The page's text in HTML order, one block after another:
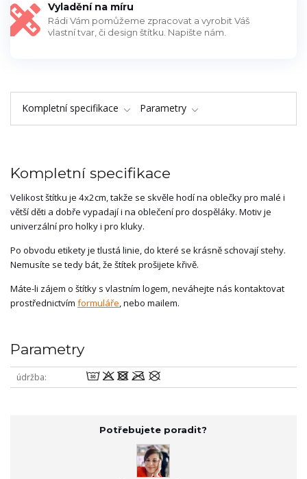
Vyladění na míru
Rádi Vám pomůžeme zpracovat a vyrobit Váš
vlastní tvar, či design štítku. Napište nám.
Kompletní specifikace Parametry
Kompletní specifikace
Velikost štítku je 4x2cm, takže se skvěle hodí na oblečky pro malé i
větší děti a dobře vypadají i na oblečení pro dospěláky. Motiv je
univerzální pro holky i pro kluky.
Po obvodu etikety je tlustá linie, do které se krásně schovají stehy.
Nemusíte se tedy bát, že štítek prošijete křivě.
Máte-li zájem o štítky s vlastním logem, neváhejte nás kontaktovat
prostřednictvím formuláře, nebo mailem.
Parametry
údržba wodmU
Potřebujete poradit?